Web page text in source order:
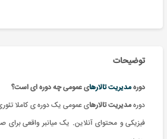
توضیحات
دورهمدیریت تالارهای عمومی چه دوره ای است؟
دورهمدیریت تالارهای عمومی یک دوره ی کاملا
فیزیکی و محتوای آنلاین. یک میانبر واقعی برای